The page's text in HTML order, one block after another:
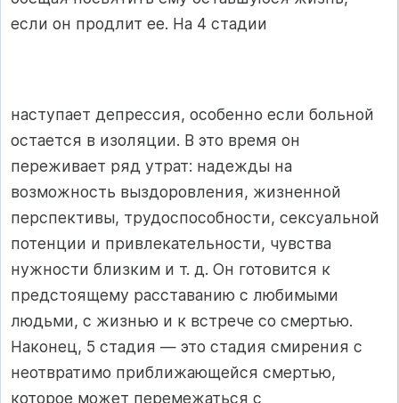
если он продлит ее. На 4 стадии
наступает депрессия, особенно если больной
остается в изоляции. В это время он
переживает ряд утрат: надежды на
возможность выздоровления, жизненной
перспективы, трудоспособности, сексуальной
потенции и привлекательности, чувства
нужности близким и т. д. Он готовится к
предстоящему расставанию с любимыми
людьми, с жизнью и к встрече со смертью.
Наконец, 5 стадия — это стадия смирения с
неотвратимо приближающейся смертью,
которое может перемежаться с